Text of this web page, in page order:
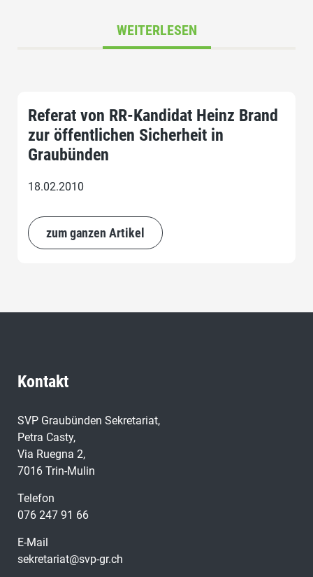
WEITERLESEN
Referat von RR-Kandidat Heinz Brand
zur öffentlichen Sicherheit in
Graubünden
18.02.2010
zum ganzen Artikel
Kontakt
SVP Graubünden Sekretariat,
Petra Casty,
Via Ruegna 2,
7016 Trin-Mulin
Telefon
076 247 91 66
E-Mail
sekretariat@svp-gr.ch